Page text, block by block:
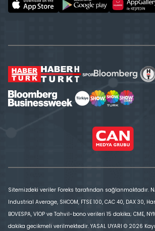
Sitemizdeki veriler Foreks tarafından sağlanmaktadır.
Industrial Average, SHCOM, FTSE 100, CAC 40, DAX 30,
BOVESPA, VİOP ve Tahvil-bono verileri 15 dakika; CME,
dakika gecikmeli verilmektedir. YASAL UYARI © 2026